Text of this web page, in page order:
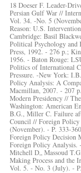
18 Doeser F. Leader-
Persian Gulf War //
Vol. 34. -No. 5
Reason: U.S.
Cambridge: Basil
Political Psychology
Press, 1992. - 276 p.;
1956. - Baton Rouge:
Politics of International
Pressure. -New York:
Policy Analysis: A
Macmillan, 2007. - 207
Modern Presidency //
Washington: American
B.G., Miller C. Failure
Council // Foreign
(November). - P. 333-
Foreign Policy Decision
Foreign Policy Analysis.
Mitchell D„ Massoud
Making Process and the
Vol. 5. - No. 3 (July). -